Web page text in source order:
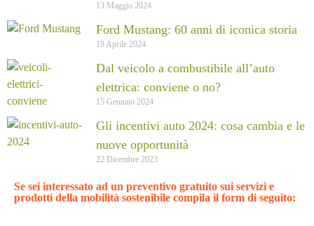
13 Maggio 2024
Ford Mustang: 60 anni di iconica storia
19 Aprile 2024
Dal veicolo a combustibile all’auto
elettrica: conviene o no?
15 Gennaio 2024
Gli incentivi auto 2024: cosa cambia e le
nuove opportunità
22 Dicembre 2023
Se sei interessato ad un preventivo gratuito sui servizi e
prodotti della mobilità sostenibile compila il form di seguito: